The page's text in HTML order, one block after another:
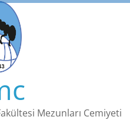
Mezunları Cemiyeti